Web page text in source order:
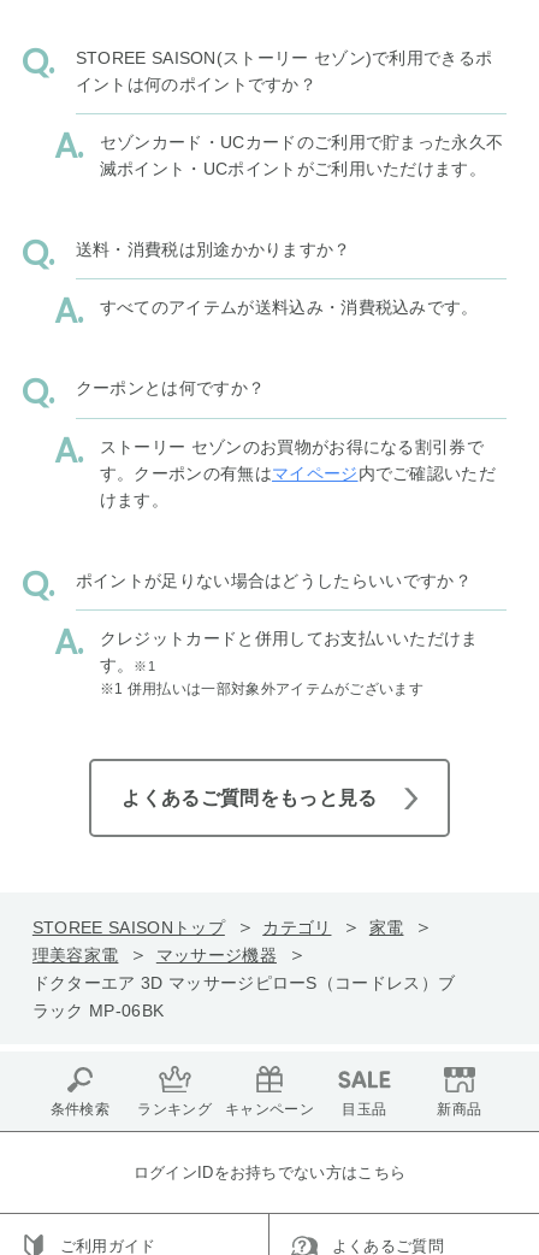
STOREE SAISON(ストーリー セゾン)で利用できるポ
イントは何のポイントですか？
セゾンカード・UCカードのご利用で貯まった永久不
滅ポイント・UCポイントがご利用いただけます。
送料・消費税は別途かかりますか？
すべてのアイテムが送料込み・消費税込みです。
クーポンとは何ですか？
ストーリー セゾンのお買物がお得になる割引券で
す。クーポンの有無はマイページ内でご確認いただ
けます。
ポイントが足りない場合はどうしたらいいですか？
クレジットカードと併用してお支払いいただけま
す。
※1
※1 併用払いは一部対象外アイテムがございます
よくあるご質問をもっと見る
STOREE SAISONトップ カテゴリ
家電
理美容家電
マッサージ機器
ドクターエア 3D マッサージピローS（コードレス）ブ
ラック MP-06BK
条件検索 ランキング キャンペーン 目玉品 新商品
ログインIDをお持ちでない方はこちら
ご利用ガイド よくあるご質問